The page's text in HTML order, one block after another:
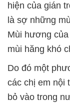
hiện của gián
là sợ những
Mùi hương
mùi hăng khó
Do đó một
các chị em nội
bỏ vào trong